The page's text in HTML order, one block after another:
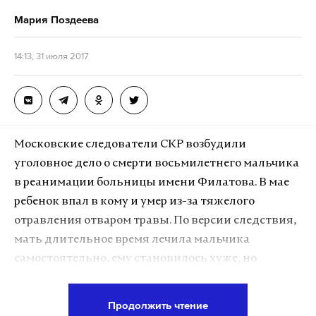
Мария Поздеева
14:13, 31 июля 2017
Московские следователи СКР возбудили
уголовное дело о смерти восьмилетнего мальчика
в реанимации больницы имени Филатова. В мае
ребенок впал в кому и умер из-за тяжелого
отравления отваром травы. По версии следствия,
мать длительное время лечила мальчика
самостоятельно, ему становилось хуже, но
Продолжить чтение